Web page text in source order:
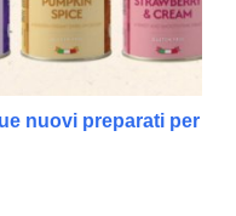
nuovi preparati per